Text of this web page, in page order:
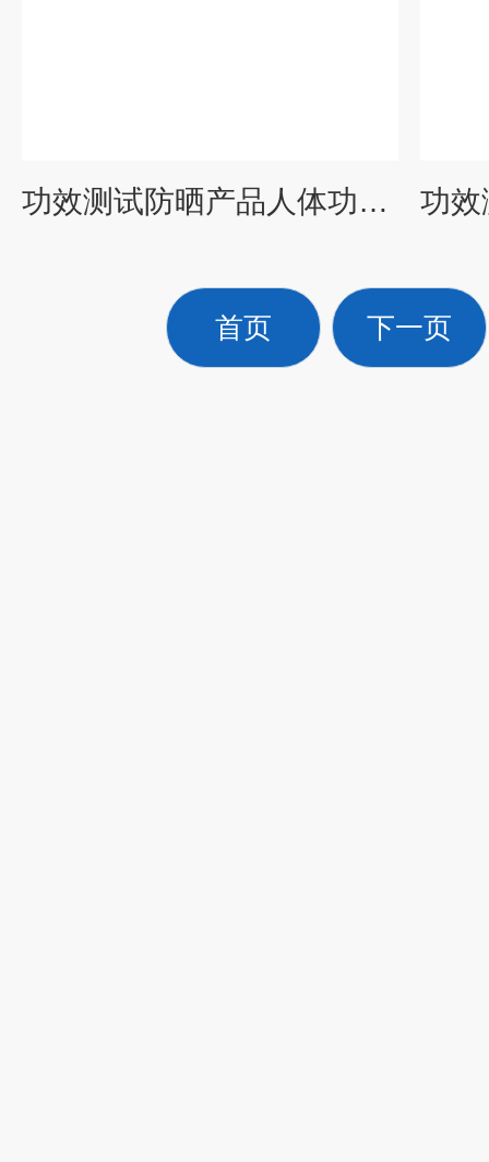
功效测试防晒产品人体功效试验评价报告cma资质中心
首页 下一页